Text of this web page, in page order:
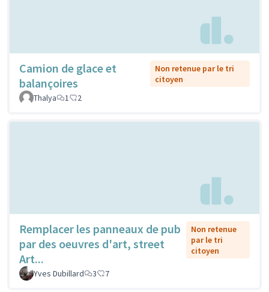
Camion de glace et
balançoires
Non retenue par le tri
citoyen
Thalya
1 2
Remplacer les panneaux de pub
par des oeuvres d'art, street
Art...
Non retenue
par le tri
citoyen
Yves Dubillard 3 7